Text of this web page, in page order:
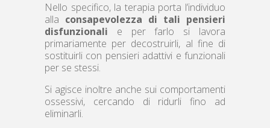
Nello specifico, la terapia porta l’individuo
alla consapevolezza di tali pensieri
disfunzionali e per farlo si lavora
primariamente per decostruirli, al fine di
sostituirli con pensieri adattivi e funzionali
per se stessi.
Si agisce inoltre anche sui comportamenti
ossessivi, cercando di ridurli fino ad
eliminarli.